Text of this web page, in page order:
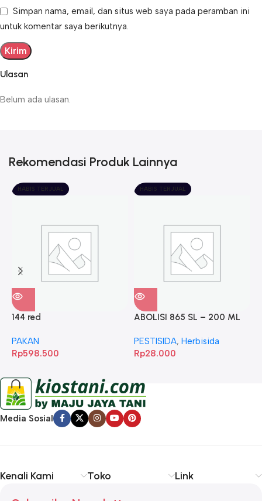
Ulasan
Belum ada ulasan.
Simpan nama, email, dan situs web saya pada peramban ini
untuk komentar saya berikutnya.
Rekomendasi Produk Lainnya
HABIS TERJUAL
144 red
PAKAN
Rp598.500
HABIS TERJUAL
ABOLISI 865 SL – 200 ML
PESTISIDA, Herbisida
Rp28.000
Media Sosial
Kenali Kami Toko Link